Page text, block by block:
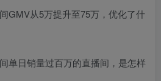
GMV从5万提升至75万，优化了什
单日销量过百万的直播间，是怎样